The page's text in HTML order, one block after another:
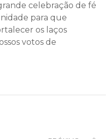
celebração de fé
para que
os laços
votos de